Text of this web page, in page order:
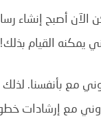
10 سنوات ، ولكن الآن أصبح
يمكنه القيام بذلك!
مع بأنفسنا.
مع إرشادات